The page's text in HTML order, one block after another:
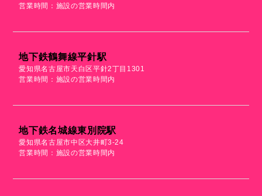
営業時間：施設の営業時間内
地下鉄鶴舞線平針駅
愛知県名古屋市天白区平針2丁目1301
営業時間：施設の営業時間内
地下鉄名城線東別院駅
愛知県名古屋市中区大井町3-24
営業時間：施設の営業時間内